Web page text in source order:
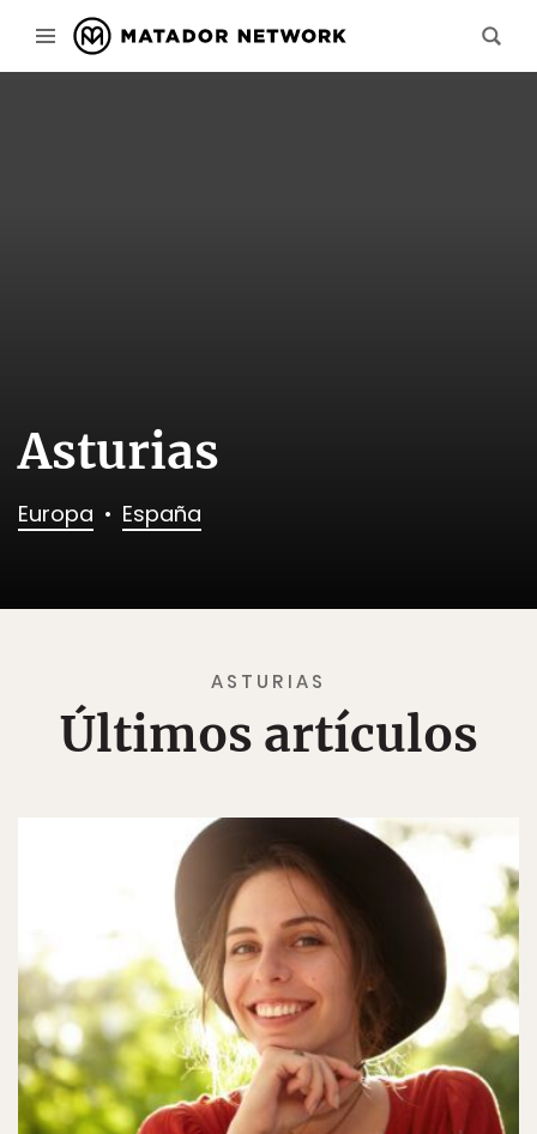
Asturias
Europa España
ASTURIAS
Últimos artículos